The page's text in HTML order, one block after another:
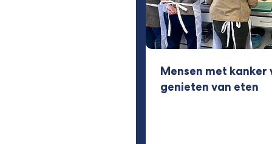
Mensen met
genieten van eten